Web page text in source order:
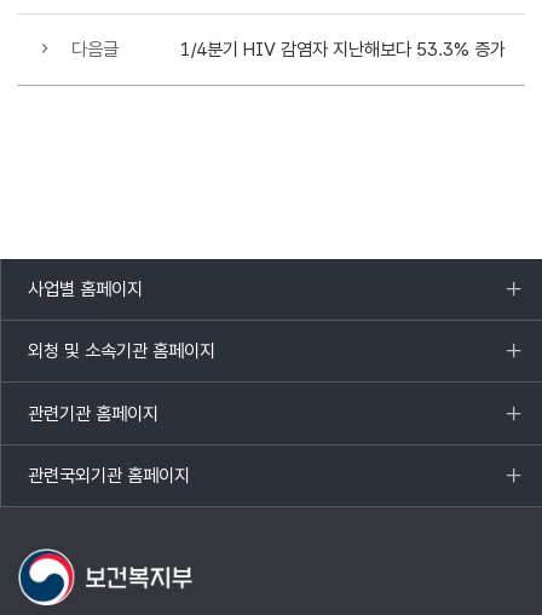
다음글 1/4분기 HIV 감염자 지난해보다 53.3% 증가
사업별 홈페이지
목록
열기
외청 및 소속기관 홈페이지
목록
열기
관련기관 홈페이지
목록
열기
관련국외기관 홈페이지
목록
열기